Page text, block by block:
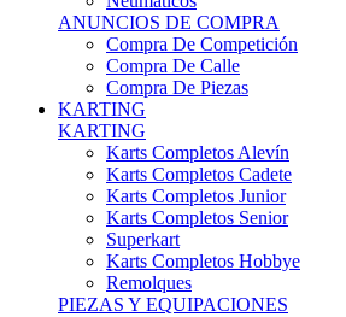
ANUNCIOS DE COMPRA
Compra De Competición
Compra De Calle
Compra De Piezas
KARTING
KARTING
Karts Completos Alevín
Karts Completos Cadete
Karts Completos Junior
Karts Completos Senior
Superkart
Karts Completos Hobbye
Remolques
PIEZAS Y EQUIPACIONES